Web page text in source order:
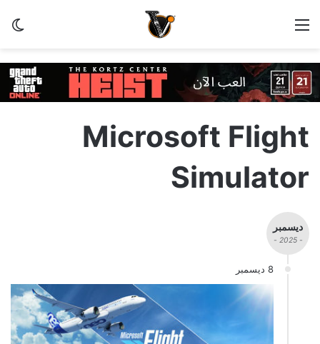
القائمة
Microsoft Flight
Simulator
ديسمبر
- 2025 -
8 ديسمبر